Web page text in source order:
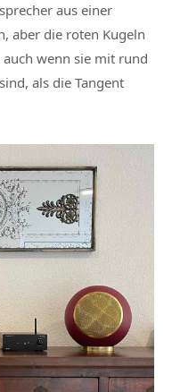
aus einer
aber die roten Kugeln
wenn sie mit rund
als die Tangent